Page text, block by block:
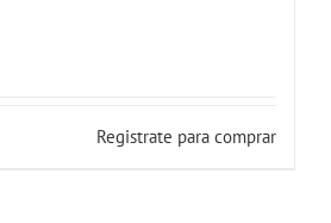
Registrate para comprar